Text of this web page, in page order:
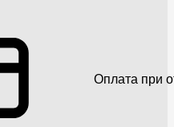
Оплата при